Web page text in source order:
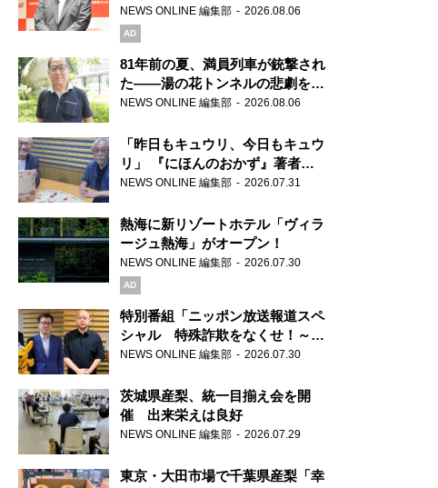
展開 「マ・マー」「青の洞窟」
ブランドを強化
NEWS ONLINE 編集部 2026.08.06
AD
81年前の夏、満員列車が銃撃され
た――湯の花トンネルの悲劇を語
り継ぐ男性
NEWS ONLINE 編集部 2026.08.06
「昨日もキュウリ、今日もキュウ
リ」 『にほんのおかず』著者が
見つけた家庭料理の知恵
NEWS ONLINE 編集部 2026.07.31
熱海に新リゾートホテル「ヴィラ
ージュ熱海」がオープン！
NEWS ONLINE 編集部 2026.07.30
AD
特別番組「ニッポン放送報道スペ
シャル 特殊詐欺をなくせ！～被
害者・加害者・警視庁が語るトク
NEWS ONLINE 編集部 2026.07.30
茨城県産梨、統一目揃え会を開
催 出来栄えは良好
NEWS ONLINE 編集部 2026.07.29
東京・大田市場で千葉県産梨「幸